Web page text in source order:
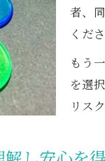
弁護士の専門知
弁護士特約で精
保険会社が嫌が
もらい事故の具
生活トラブル時
弁護士特約で身
者、
くだ
もう
を選
リス